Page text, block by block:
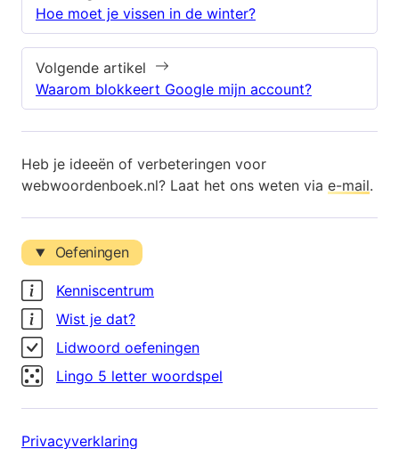
Hoe moet je vissen in de winter?
Volgende artikel
Waarom blokkeert Google mijn account?
Heb je ideeën of verbeteringen voor
webwoordenboek.nl? Laat het ons weten via e-mail.
Oefeningen
Kenniscentrum
Wist je dat?
Lidwoord oefeningen
Lingo 5 letter woordspel
Privacyverklaring